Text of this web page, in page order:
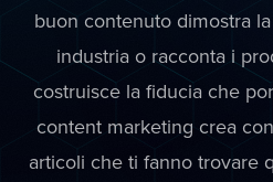
buon contenuto dimostra
industria o racconta i
costruisce la fiducia che
content marketing crea
articoli che ti fanno trovare